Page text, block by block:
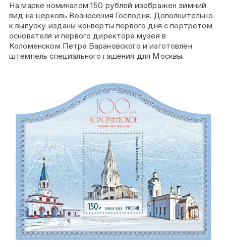
На марке номиналом 150 рублей изображен зимний
вид на церковь Вознесения Господня. Дополнительно
к выпуску изданы конверты первого дня с портретом
основателя и первого директора музея в
Коломенском Петра Барановского и изготовлен
штемпель специального гашения для Москвы.